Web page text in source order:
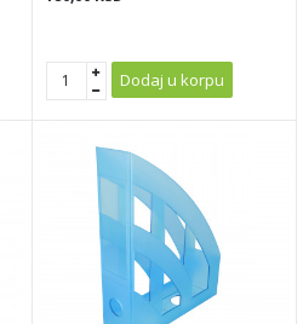
Dodaj u korpu